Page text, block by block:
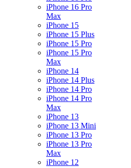
iPhone 16 Pro
Max
iPhone 15
iPhone 15 Plus
iPhone 15 Pro
iPhone 15 Pro
Max
iPhone 14
iPhone 14 Plus
iPhone 14 Pro
iPhone 14 Pro
Max
iPhone 13
iPhone 13 Mini
iPhone 13 Pro
iPhone 13 Pro
Max
iPhone 12